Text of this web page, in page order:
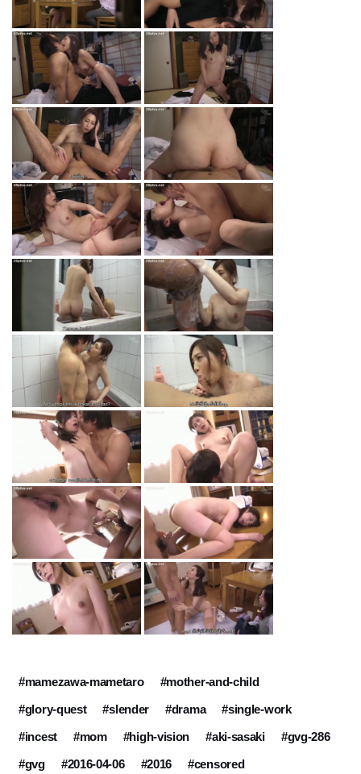
#mamezawa-mametaro
#mother-and-child
#glory-quest
#slender #drama
#single-work
#incest
#mom #high-vision #aki-sasaki
#gvg-286
#gvg
#2016-04-06 #2016 #censored